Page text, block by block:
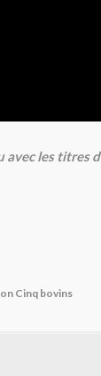
avec les titres
Cinq bovins